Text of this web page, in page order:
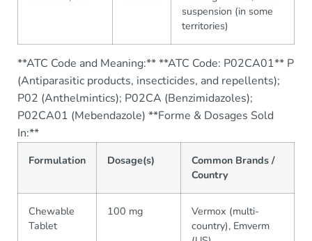
suspension (in some
territories)
**ATC Code and Meaning:** **ATC Code: P02CA01** P
(Antiparasitic products, insecticides, and repellents);
P02 (Anthelmintics); P02CA (Benzimidazoles);
P02CA01 (Mebendazole) **Forme & Dosages Sold
In:**
Formulation Dosage(s)
Common Brands /
Country
Chewable
Tablet
100 mg
Vermox (multi-
country), Emverm